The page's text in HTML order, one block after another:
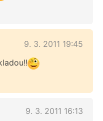
9. 3. 2011 19:45
9. 3. 2011 16:13